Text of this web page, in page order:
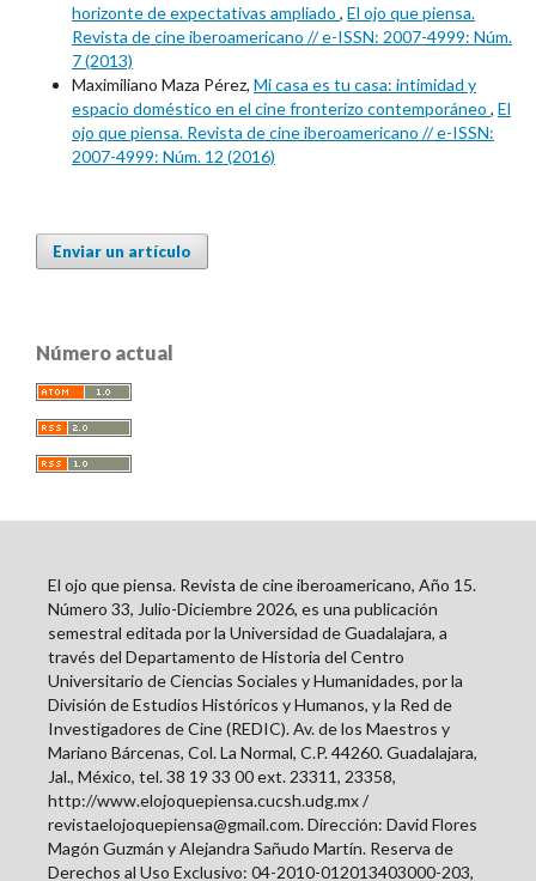
horizonte de expectativas ampliado , El ojo que piensa.
Revista de cine iberoamericano // e-ISSN: 2007-4999: Núm.
7 (2013)
Maximiliano Maza Pérez, Mi casa es tu casa: intimidad y
espacio doméstico en el cine fronterizo contemporáneo , El
ojo que piensa. Revista de cine iberoamericano // e-ISSN:
2007-4999: Núm. 12 (2016)
Enviar un artículo
Número actual
El ojo que piensa. Revista de cine iberoamericano, Año 15.
Número 33, Julio-Diciembre 2026, es una publicación
semestral editada por la Universidad de Guadalajara, a
través del Departamento de Historia del Centro
Universitario de Ciencias Sociales y Humanidades, por la
División de Estudios Históricos y Humanos, y la Red de
Investigadores de Cine (REDIC). Av. de los Maestros y
Mariano Bárcenas, Col. La Normal, C.P. 44260. Guadalajara,
Jal., México, tel. 38 19 33 00 ext. 23311, 23358,
http://www.elojoquepiensa.cucsh.udg.mx /
revistaelojoquepiensa@gmail.com. Dirección: David Flores
Magón Guzmán y Alejandra Sañudo Martín. Reserva de
Derechos al Uso Exclusivo: 04-2010-012013403000-203,